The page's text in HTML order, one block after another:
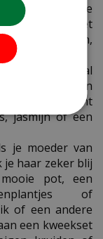
enorm populaire
met
Jasmijn,
: je moeder zal
plant dan
de klimplant
jasmijn of een
je moeder van
haar zeker blij
pot, een
of
of een andere
een kweekset